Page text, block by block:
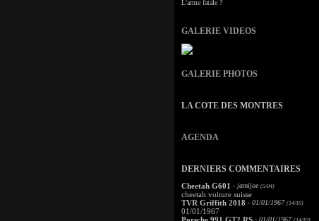
L'arme fatale ?
GALERIE VIDEOS
GALERIE PHOTOS
LA COTE DES MONTRES
AGENDA
DERNIERS COMMENTAIRES
Cheetah G601 - jamijoe (5/04)
cheetah voiture suisse
TVR Griffith 2018 - 01/01/1967 (14/10)
01/01/1967
- 01/01/1967